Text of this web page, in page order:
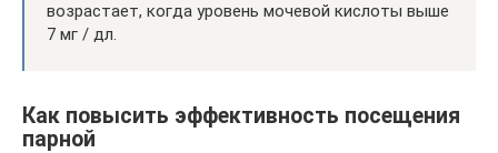
возрастает, когда уровень мочевой кислоты выше
7 мг / дл.
Как повысить эффективность посещения
парной